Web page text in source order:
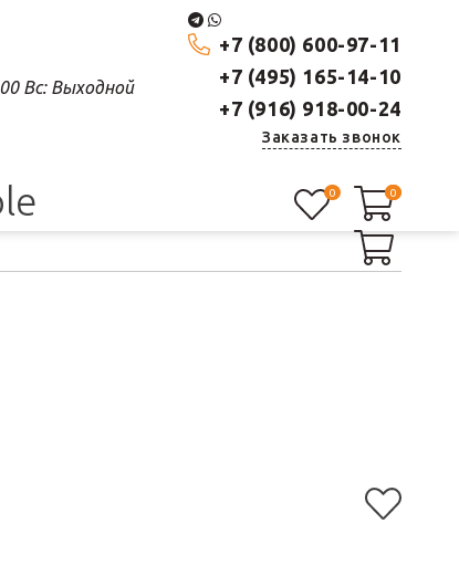
+7 (800) 600-97-11
+7 (495) 165-14-10
+7 (916) 918-00-24
Заказать звонок
Вс: Выходной
0 0
0